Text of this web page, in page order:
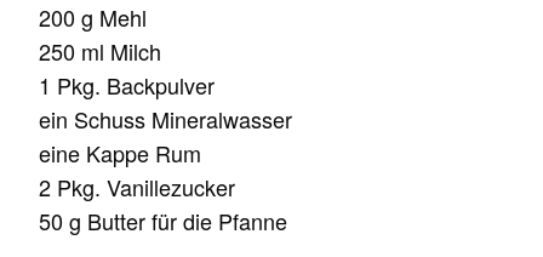
200 g Mehl
250 ml Milch
1 Pkg. Backpulver
ein Schuss Mineralwasser
eine Kappe Rum
2 Pkg. Vanillezucker
50 g Butter für die Pfanne